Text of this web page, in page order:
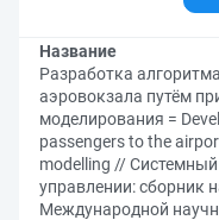
Название
Разработка
аэровокзала путём
моделирования =
passengers to the
modelling //
управлении: сборник
Международной